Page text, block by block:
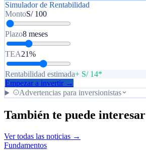
Simulador de Rentabilidad
MontoS/ 100
Plazo8 meses
TEA21%
Rentabilidad estimada+ S/ 14*
Empezar a invertir →
Advertencias para inversionistas
También te puede interesar
Ver todas las noticias →
Fundamentos